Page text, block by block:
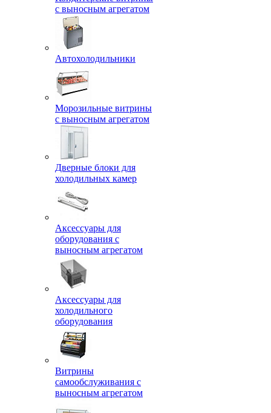
с выносным агрегатом
Автохолодильники
Морозильные витрины
с выносным агрегатом
Дверные блоки для
холодильных камер
Аксессуары для
оборудования с
выносным агрегатом
Аксессуары для
холодильного
оборудования
Витрины
самообслуживания с
выносным агрегатом